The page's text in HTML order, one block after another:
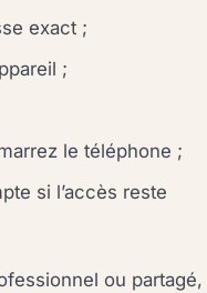
exact ;
;
le téléphone ;
si l’accès reste
ou partagé,